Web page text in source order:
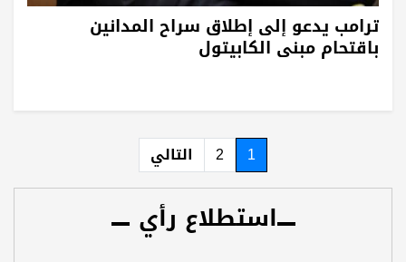
ترامب يدعو إلى إطلاق سراح المدانين
باقتحام مبنى الكابيتول
1
2 التالي
استطلاع رأي